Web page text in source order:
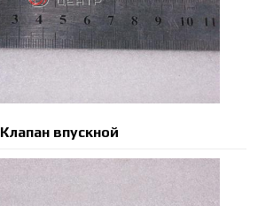
Клапан впускной